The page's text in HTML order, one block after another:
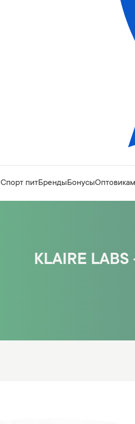
Спорт питБрендыБонусыОптовикам
KLAIRE